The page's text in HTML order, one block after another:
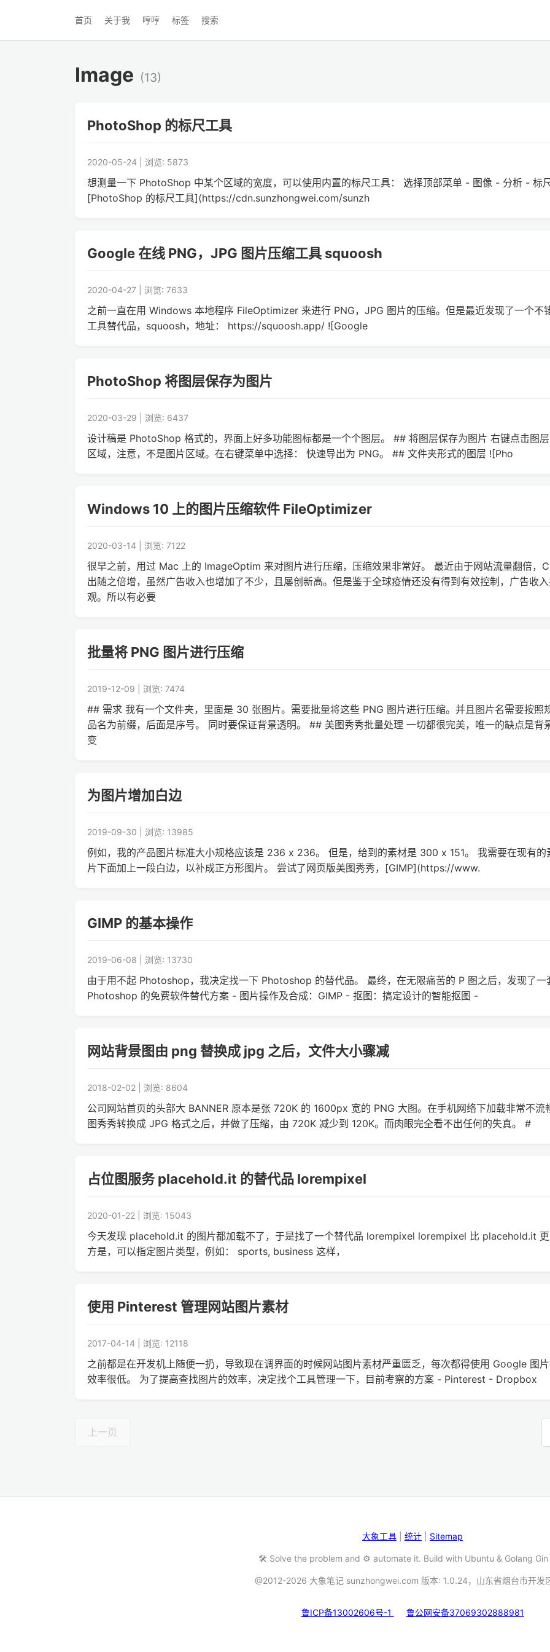
首页 关于我 哼哼 标签 搜索
Image (13)
PhotoShop 的标尺工具
2020-05-24 | 浏览: 5873
想测量一下 PhotoShop 中某个区域的宽度，可以使用内置的标尺工具： 选择顶部菜单 - 图像 - 分析 - 标
[PhotoShop 的标尺工具](https://cdn.sunzhongwei.com/sunzh
Google 在线 PNG，JPG 图片压缩工具 squoosh
2020-04-27 | 浏览: 7633
之前一直在用 Windows 本地程序 FileOptimizer 来进行 PNG，JPG 图片的压缩。但是最近发现了一个不
工具替代品，squoosh，地址： https://squoosh.app/ ![Google
PhotoShop 将图层保存为图片
2020-03-29 | 浏览: 6437
设计稿是 PhotoShop 格式的，界面上好多功能图标都是一个个图层。 ## 将图层保存为图片 右键点击图层
区域，注意，不是图片区域。在右键菜单中选择： 快速导出为 PNG。 ## 文件夹形式的图层 ![Pho
Windows 10 上的图片压缩软件 FileOptimizer
2020-03-14 | 浏览: 7122
很早之前，用过 Mac 上的 ImageOptim 来对图片进行压缩，压缩效果非常好。 最近由于网站流量翻倍，
出随之倍增，虽然广告收入也增加了不少，且屡创新高。但是鉴于全球疫情还没有得到有效控制，广告收
观。所以有必要
批量将 PNG 图片进行压缩
2019-12-09 | 浏览: 7474
## 需求 我有一个文件夹，里面是 30 张图片。需要批量将这些 PNG 图片进行压缩。并且图片名需要按照
品名为前缀，后面是序号。 同时要保证背景透明。 ## 美图秀秀批量处理 一切都很完美，唯一的缺点是背
变
为图片增加白边
2019-09-30 | 浏览: 13985
例如，我的产品图片标准大小规格应该是 236 x 236。 但是，给到的素材是 300 x 151。 我需要在现有的
片下面加上一段白边，以补成正方形图片。 尝试了网页版美图秀秀，[GIMP](https://www.
GIMP 的基本操作
2019-06-08 | 浏览: 13730
由于用不起 Photoshop，我决定找一下 Photoshop 的替代品。 最终，在无限痛苦的 P 图之后，发现了一
Photoshop 的免费软件替代方案 - 图片操作及合成：GIMP - 抠图：搞定设计的智能抠图 -
网站背景图由 png 替换成 jpg 之后，文件大小骤减
2018-02-02 | 浏览: 8604
公司网站首页的头部大 BANNER 原本是张 720K 的 1600px 宽的 PNG 大图。在手机网络下加载非常不流
图秀秀转换成 JPG 格式之后，并做了压缩，由 720K 减少到 120K。而肉眼完全看不出任何的失真。 #
占位图服务 placehold.it 的替代品 lorempixel
2020-01-22 | 浏览: 15043
今天发现 placehold.it 的图片都加载不了，于是找了一个替代品 lorempixel lorempixel 比 placehold.it
方是，可以指定图片类型，例如： sports, business 这样，
使用 Pinterest 管理网站图片素材
2017-04-14 | 浏览: 12118
之前都是在开发机上随便一扔，导致现在调界面的时候网站图片素材严重匮乏，每次都得使用 Google 图片
效率很低。 为了提高查找图片的效率，决定找个工具管理一下，目前考察的方案 - Pinterest - Dropbox
上一页
大象工具 统计 Sitemap
🛠️ Solve the problem and ⚙️ automate it. Build with Ubuntu & Golang
@2012-2026 大象笔记 sunzhongwei.com 版本: 1.0.24，山东省烟台市开发
鲁ICP备13002606号-1 鲁公网安备37069302888981